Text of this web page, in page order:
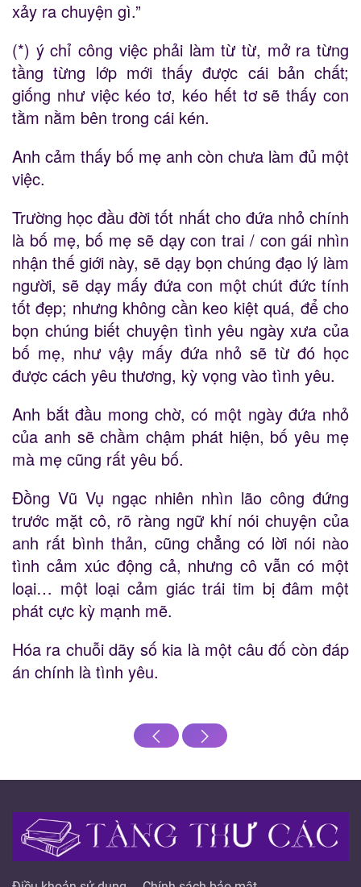
xảy ra chuyện gì.”
(*) ý chỉ công việc phải làm từ từ, mở ra từng
tầng từng lớp mới thấy được cái bản chất;
giống như việc kéo tơ, kéo hết tơ sẽ thấy con
tằm nằm bên trong cái kén.
Anh cảm thấy bố mẹ anh còn chưa làm đủ một
việc.
Trường học đầu đời tốt nhất cho đứa nhỏ chính
là bố mẹ, bố mẹ sẽ dạy con trai / con gái nhìn
nhận thế giới này, sẽ dạy bọn chúng đạo lý làm
người, sẽ dạy mấy đứa con một chút đức tính
tốt đẹp; nhưng không cần keo kiệt quá, để cho
bọn chúng biết chuyện tình yêu ngày xưa của
bố mẹ, như vậy mấy đứa nhỏ sẽ từ đó học
được cách yêu thương, kỳ vọng vào tình yêu.
Anh bắt đầu mong chờ, có một ngày đứa nhỏ
của anh sẽ chầm chậm phát hiện, bố yêu mẹ
mà mẹ cũng rất yêu bố.
Đồng Vũ Vụ ngạc nhiên nhìn lão công đứng
trước mặt cô, rõ ràng ngữ khí nói chuyện của
anh rất bình thản, cũng chẳng có lời nói nào
tình cảm xúc động cả, nhưng cô vẫn có một
loại… một loại cảm giác trái tim bị đâm một
phát cực kỳ mạnh mẽ.
Hóa ra chuỗi dãy số kia là một câu đố còn đáp
án chính là tình yêu.